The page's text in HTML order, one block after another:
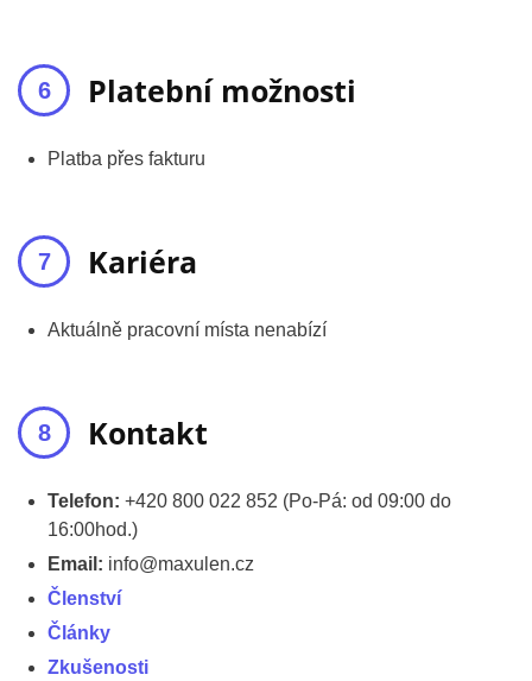
Platební možnosti
Platba přes fakturu
Kariéra
Aktuálně pracovní místa nenabízí
Kontakt
Telefon: +420 800 022 852 (Po-Pá: od 09:00 do
16:00hod.)
Email: info@maxulen.cz
Členství
Články
Zkušenosti